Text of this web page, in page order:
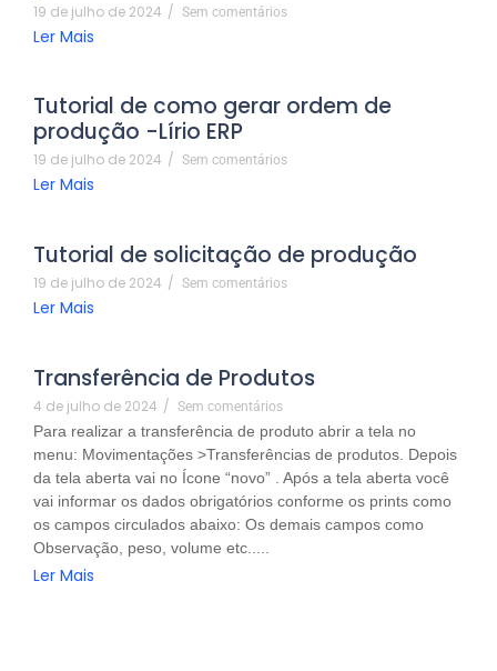
19 de julho de 2024 / Sem comentários
Ler Mais
Tutorial de como gerar ordem de
produção -Lírio ERP
19 de julho de 2024 / Sem comentários
Ler Mais
Tutorial de solicitação de produção
19 de julho de 2024 / Sem comentários
Ler Mais
Transferência de Produtos
4 de julho de 2024 / Sem comentários
Para realizar a transferência de produto abrir a tela no
menu: Movimentações >Transferências de produtos. Depois
da tela aberta vai no Ícone “novo” . Após a tela aberta você
vai informar os dados obrigatórios conforme os prints como
os campos circulados abaixo: Os demais campos como
Observação, peso, volume etc.....
Ler Mais